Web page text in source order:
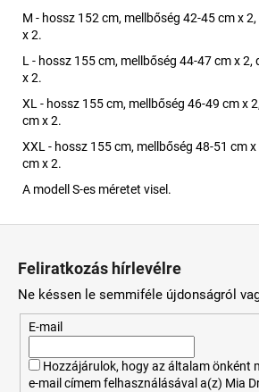
M - hossz 152 cm, mellbőség 42-45 cm x
x 2.
L - hossz 155 cm, mellbőség 44-47 cm x 2,
x 2.
XL - hossz 155 cm, mellbőség 46-49 cm x
cm x 2.
XXL - hossz 155 cm, mellbőség 48-51 cm
cm x 2.
A modell S-es méretet visel.
Feliratkozás hírlevélre
Ne késsen le semmiféle újdonságról
E-mail
Hozzájárulok, hogy az általam önként
e-mail címem felhasználásával a(z) Mia